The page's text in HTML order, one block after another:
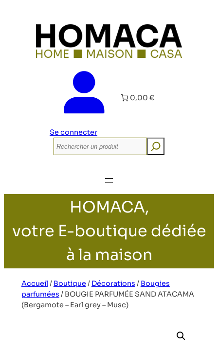
Se connecter
0,00 €
HOMACA,
votre E-boutique dédiée
à la maison
Accueil / Boutique/ Décorations / Bougies
parfumées / BOUGIE PARFUMÉE SAND ATACAMA
(Bergamote – Earl grey – Musc)